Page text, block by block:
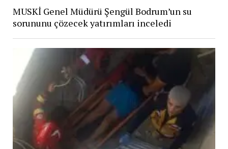
MUSKİ Genel Müdürü Şengül Bodrum’un su
sorununu çözecek yatırımları inceledi